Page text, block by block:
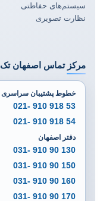
سیستم‌های حفاظتی
نظارت تصویری
مرکز تماس اصفهان تک
خطوط پشتیبان سراسری
53 918 910 -021
54 918 910 -021
دفتر اصفهان
130 90 910 -031
150 90 910 -031
160 90 910 -031
170 90 910 -031